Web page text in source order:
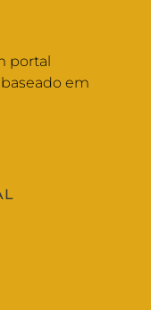
portal
em